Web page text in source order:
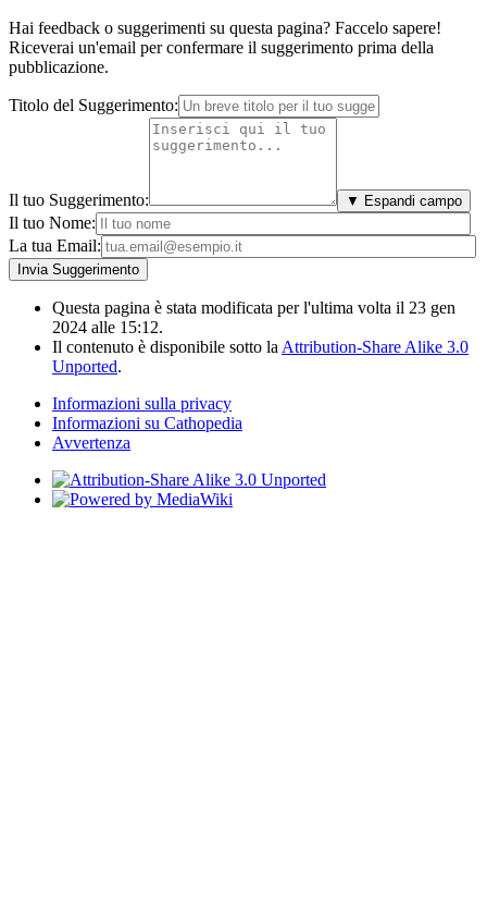
Hai feedback o suggerimenti su questa pagina? Faccelo sapere!
Riceverai un'email per confermare il suggerimento prima della
pubblicazione.
Titolo del Suggerimento:
Il tuo Suggerimento: ▼ Espandi campo
Il tuo Nome:
La tua Email:
Questa pagina è stata modificata per l'ultima volta il 23 gen
2024 alle 15:12.
Il contenuto è disponibile sotto la Attribution-Share Alike 3.0
Unported.
Informazioni sulla privacy
Informazioni su Cathopedia
Avvertenza